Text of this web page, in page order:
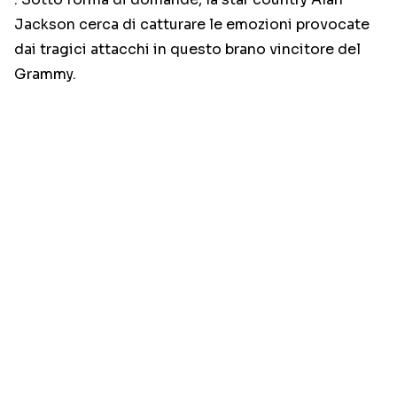
Jackson cerca di catturare le emozioni provocate
dai tragici attacchi in questo brano vincitore del
Grammy.